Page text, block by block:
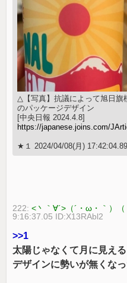
△【写真】抗議によって旭日旗
のパッケージデザイン
[中央日報 2024.4.8]
https://japanese.joins.com/
★１ 2024/04/08(月) 17:42:04.89
222:<丶｀∀´>（´・ω・｀）
9:16:37.05 ID:X13RAbl2
>>1
太陽じゃなくて月に見える
デザインに勢いが無くな